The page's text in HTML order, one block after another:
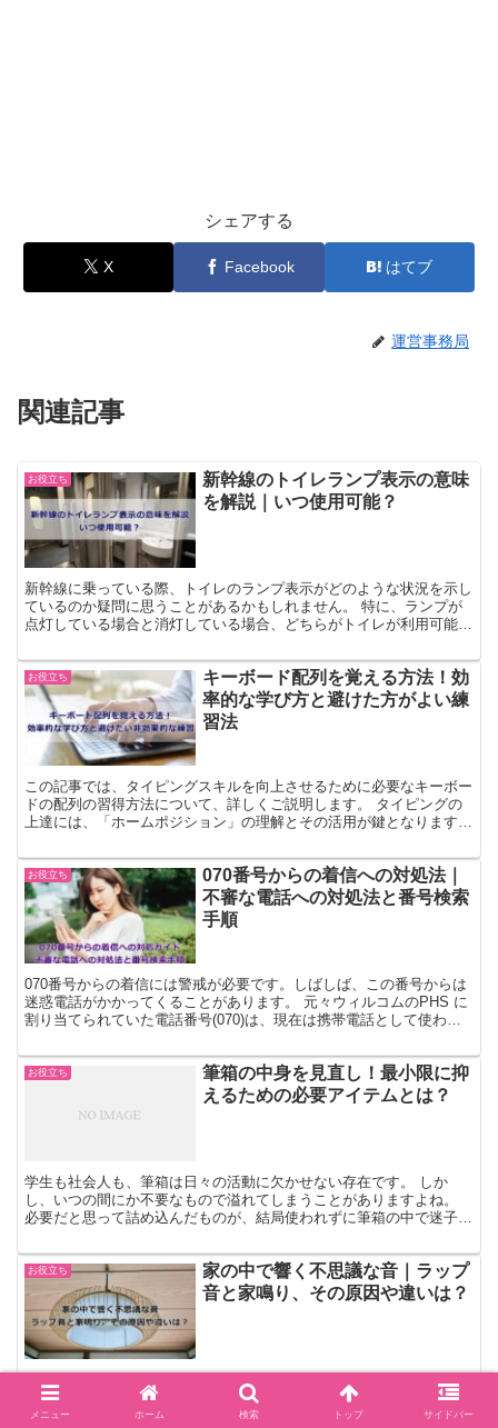
シェアする
X Facebook はてブ
運営事務局
関連記事
お役立ち
新幹線のトイレランプ表示の意味
を解説｜いつ使用可能？
新幹線に乗っている際、トイレのランプ表示がどのような状況を示し
ているのか疑問に思うことがあるかもしれません。 特に、ランプが
点灯している場合と消灯している場合、どちらがトイレが利用可能な
お役立ち
キーボード配列を覚える方法！効
率的な学び方と避けた方がよい練
習法
この記事では、タイピングスキルを向上させるために必要なキーボー
ドの配列の習得方法について、詳しくご説明します。 タイピングの
上達には、「ホームポジション」の理解とその活用が鍵となります。
お役立ち
070番号からの着信への対処法｜
不審な電話への対処法と番号検索
手順
070番号からの着信には警戒が必要です。しばしば、この番号からは
迷惑電話がかかってくることがあります。 元々ウィルコムのPHS に
割り当てられていた電話番号(070)は、現在は携帯電話として使わ
お役立ち
筆箱の中身を見直し！最小限に抑
えるための必要アイテムとは？
学生も社会人も、筆箱は日々の活動に欠かせない存在です。 しか
し、いつの間にか不要なもので溢れてしまうことがありますよね。
必要だと思って詰め込んだものが、結局使われずに筆箱の中で迷子に
お役立ち
家の中で響く不思議な音｜ラップ
音と家鳴り、その原因や違いは？
ご自宅でのんびりしているときに、突如「パキッ」という音を聞いた
という経験ある方も多いのではないでしょうか。 その音が何らかの
超自然的な現象によるものではないかと思ったことはありませんか？
メニュー ホーム 検索 トップ サイドバー